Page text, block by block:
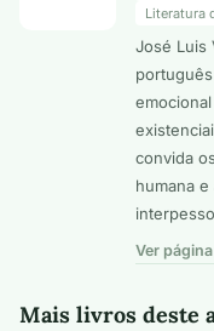
Literatura
José Luis
convida
humana
Ver
Mais livros deste